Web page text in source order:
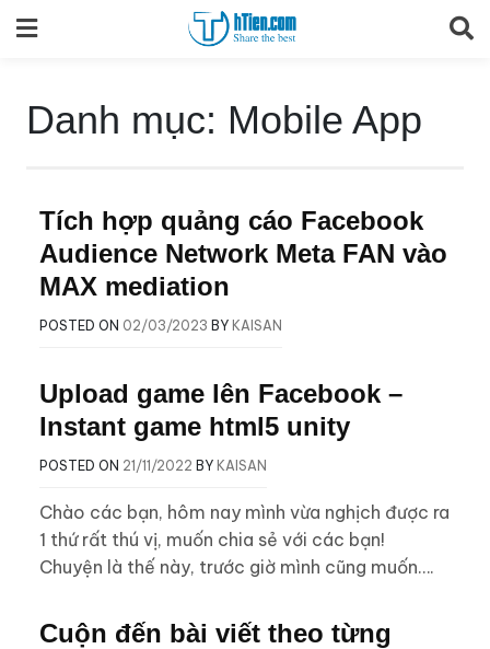
to
Danh mục: Mobile App
Tích hợp quảng cáo Facebook
Audience Network Meta FAN vào
MAX mediation
POSTED ON 02/03/2023 BY KAISAN
Upload game lên Facebook –
Instant game html5 unity
POSTED ON 21/11/2022 BY KAISAN
Chào các bạn, hôm nay mình vừa nghịch được ra
1 thứ rất thú vị, muốn chia sẻ với các bạn!
Chuyện là thế này, trước giờ mình cũng muốn….
Cuộn đến bài viết theo từng